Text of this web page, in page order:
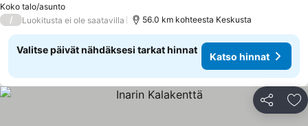
Koko talo/asunto
/ Luokitusta ei ole saatavilla 56.0 km kohteesta Keskusta
Valitse päivät nähdäksesi tarkat hinnat
Katso hinnat
Jaa